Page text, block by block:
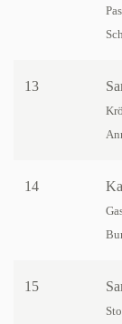
13
14
15